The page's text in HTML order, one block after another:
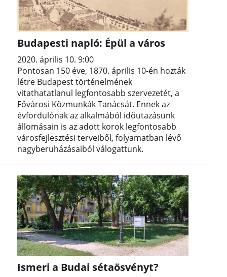
Budapesti napló: Épül a város
2020. április 10. 9:00
Pontosan 150 éve, 1870. április 10-én hozták
létre Budapest történelmének
vitathatatlanul legfontosabb szervezetét, a
Fővárosi Közmunkák Tanácsát. Ennek az
évfordulónak az alkalmából időutazásunk
állomásain is az adott korok legfontosabb
városfejlesztési terveiből, folyamatban lévő
nagyberuházásaiból válogattunk.
Ismeri a Budai sétaösvényt?